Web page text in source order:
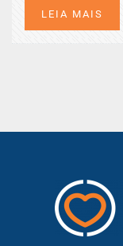
LEIA MAIS